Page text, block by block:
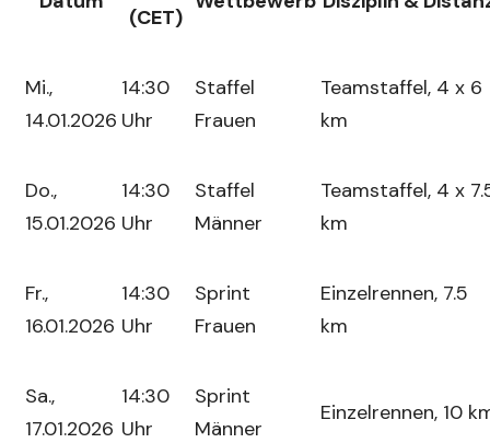
(CET)
Mi.,
14.01.2026
14:30
Uhr
Staffel
Frauen
Teamstaffel, 4 x 6
km
Do.,
15.01.2026
14:30
Uhr
Staffel
Männer
Teamstaffel, 4 x
km
Fr.,
16.01.2026
14:30
Uhr
Sprint
Frauen
Einzelrennen, 7.5
km
Sa.,
17.01.2026
14:30
Uhr
Sprint
Männer
Einzelrennen, 10